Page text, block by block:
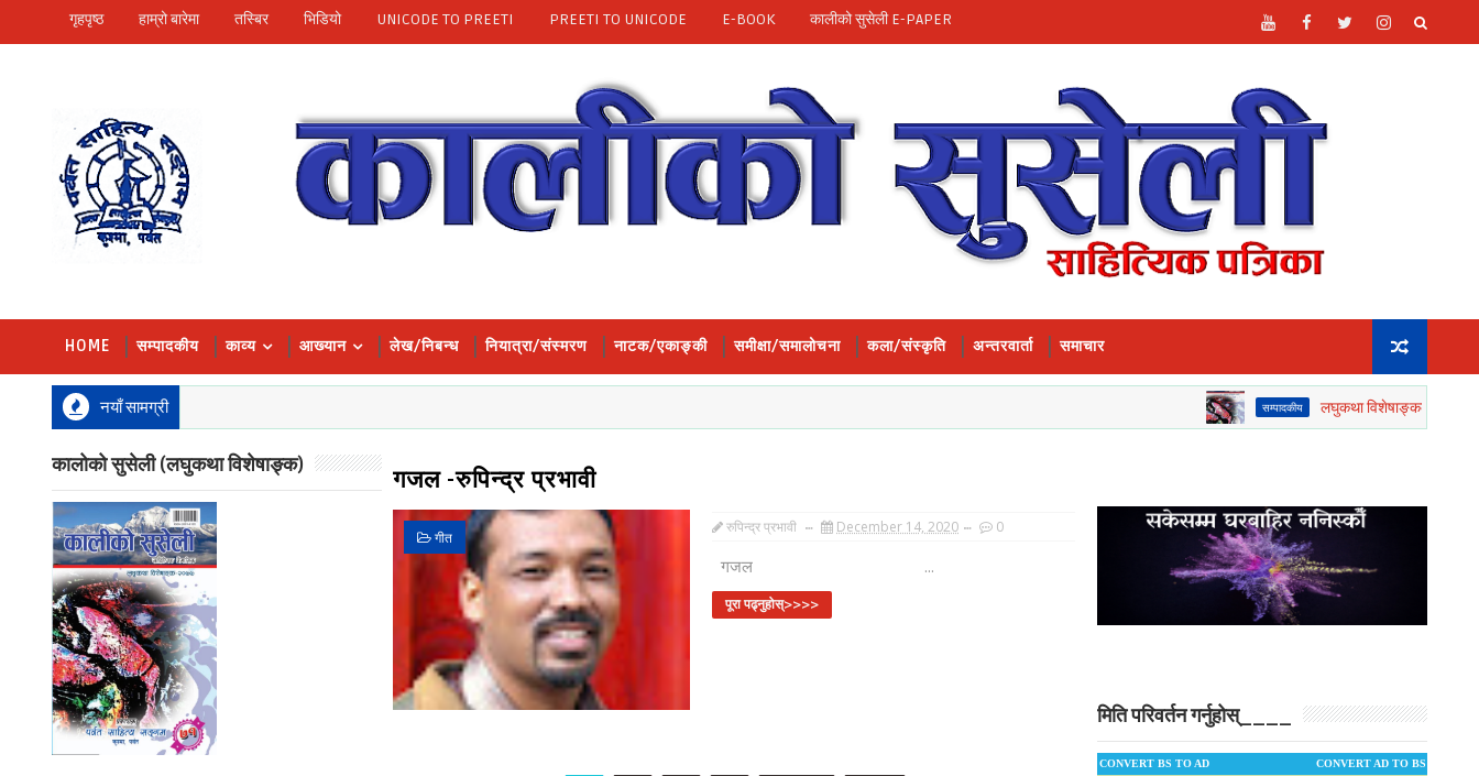
गृहपृष्ठ हाम्रो बारेमा तस्बिर भिडियो UNICODE TO PREETI PREETI TO UNICODE E-BOOK कालीको सुसेली E-PAPER
HOME सम्पादकीय काव्य आख्यान लेख/निबन्ध नियात्रा/संस्मरण नाटक/एकाङ्की समीक्षा/समालोचना कला/संस्कृति अन्तरवार्ता समाचार
नयाँ सामग्री सम्पादकीय लघुकथा विशेषाङ्कको
कालोको सुसेली (लघुकथा विशेषाङ्क)
गजल -रुपिन्द्र प्रभावी
गीत
रुपिन्द्र प्रभावी December 14, 2020 0
गजल ...
पूरा पढ्नुहोस्>>>>
मिति परिवर्तन गर्नुहोस्____